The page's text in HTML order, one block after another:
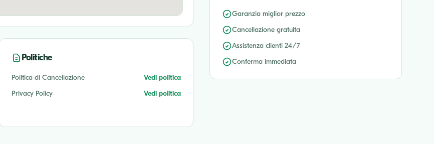
Politiche
Politica di Cancellazione
Vedi politica
Privacy Policy
Vedi politica
Garanzia miglior prezzo
Cancellazione gratuita
Assistenza clienti 24/7
Conferma immediata